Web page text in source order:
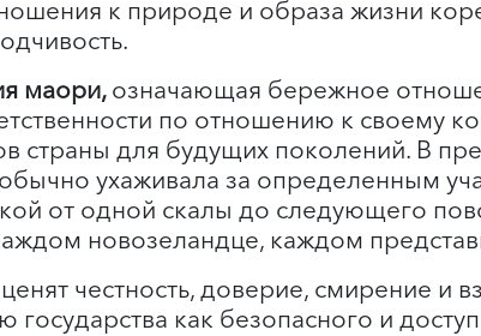
к природе и образа жизни
маори, означающая бережное
по отношению к своему
страны для будущих поколений. В
ухаживала за определенным
от одной скалы до следующего
новозеландце, каждом
честность, доверие, смирение и
государства как безопасного и